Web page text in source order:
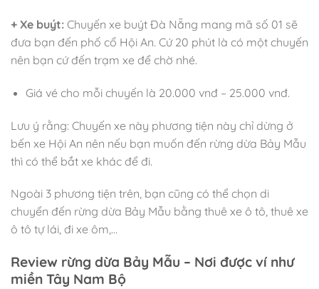
+ Xe buýt: Chuyến xe buýt Đà Nẵng mang mã số 01 sẽ
đưa bạn đến phố cổ Hội An. Cứ 20 phút là có một chuyến
nên bạn cứ đến trạm xe để chờ nhé.
Giá vé cho mỗi chuyến là 20.000 vnđ – 25.000 vnđ.
Lưu ý rằng: Chuyến xe này phương tiện này chỉ dừng ở
bến xe Hội An nên nếu bạn muốn đến rừng dừa Bảy Mẫu
thì có thể bắt xe khác để đi.
Ngoài 3 phương tiện trên, bạn cũng có thể chọn di
chuyển đến rừng dừa Bảy Mẫu bằng thuê xe ô tô, thuê xe
ô tô tự lái, đi xe ôm,…
Review rừng dừa Bảy Mẫu – Nơi được ví như
miền Tây Nam Bộ